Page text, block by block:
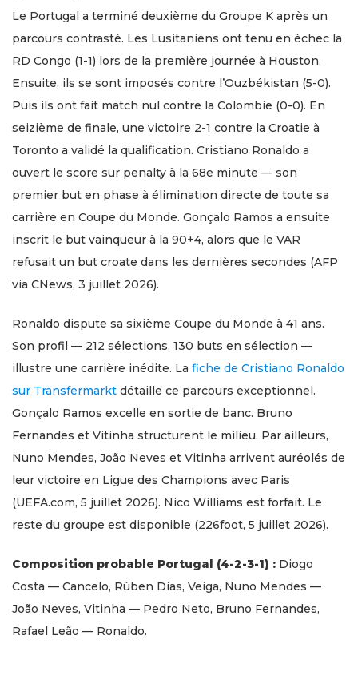
Le Portugal a terminé deuxième du Groupe K après un
parcours contrasté. Les Lusitaniens ont tenu en échec la
RD Congo (1-1) lors de la première journée à Houston.
Ensuite, ils se sont imposés contre l’Ouzbékistan (5-0).
Puis ils ont fait match nul contre la Colombie (0-0). En
seizième de finale, une victoire 2-1 contre la Croatie à
Toronto a validé la qualification. Cristiano Ronaldo a
ouvert le score sur penalty à la 68e minute — son
premier but en phase à élimination directe de toute sa
carrière en Coupe du Monde. Gonçalo Ramos a ensuite
inscrit le but vainqueur à la 90+4, alors que le VAR
refusait un but croate dans les dernières secondes (AFP
via CNews, 3 juillet 2026).
Ronaldo dispute sa sixième Coupe du Monde à 41 ans.
Son profil — 212 sélections, 130 buts en sélection —
illustre une carrière inédite. La fiche de Cristiano Ronaldo
sur Transfermarkt détaille ce parcours exceptionnel.
Gonçalo Ramos excelle en sortie de banc. Bruno
Fernandes et Vitinha structurent le milieu. Par ailleurs,
Nuno Mendes, João Neves et Vitinha arrivent auréolés de
leur victoire en Ligue des Champions avec Paris
(UEFA.com, 5 juillet 2026). Nico Williams est forfait. Le
reste du groupe est disponible (226foot, 5 juillet 2026).
Composition probable Portugal (4-2-3-1) : Diogo
Costa — Cancelo, Rúben Dias, Veiga, Nuno Mendes —
João Neves, Vitinha — Pedro Neto, Bruno Fernandes,
Rafael Leão — Ronaldo.